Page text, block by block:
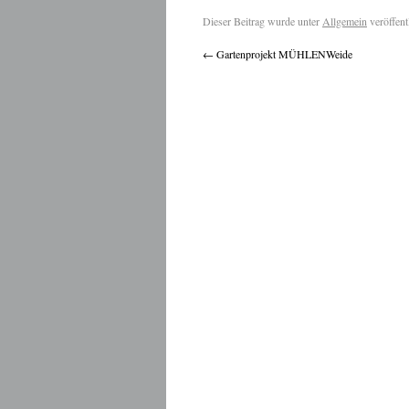
Dieser Beitrag wurde unter Allgemein
← Gartenprojekt MÜHLENWeide